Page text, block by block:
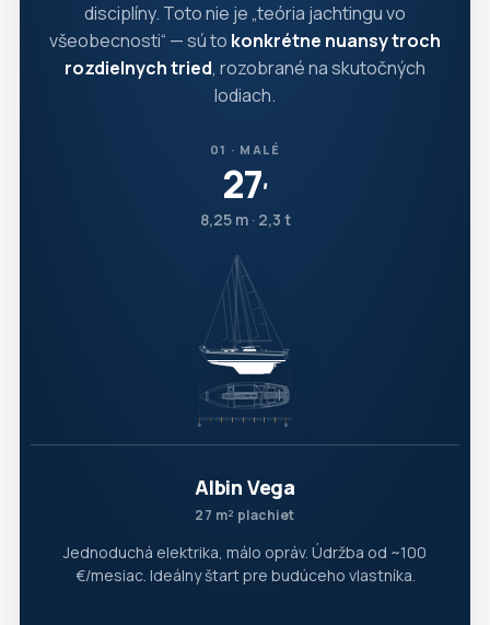
disciplíny. Toto nie je „teória jachtingu vo
všeobecnosti“ — sú to konkrétne nuansy troch
rozdielnych tried, rozobrané na skutočných
lodiach.
01 · MALÉ
27′
8,25 m · 2,3 t
Albin Vega
27 m² plachiet
Jednoduchá elektrika, málo opráv. Údržba od ~100
€/mesiac. Ideálny štart pre budúceho vlastníka.